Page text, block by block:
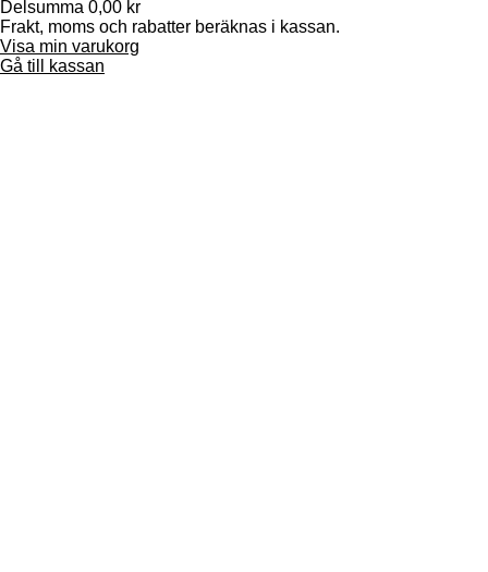
Produkter
i
Delsumma 0,00 kr
Frakt, moms och rabatter beräknas i kassan.
Visa min varukorg
Gå till kassan